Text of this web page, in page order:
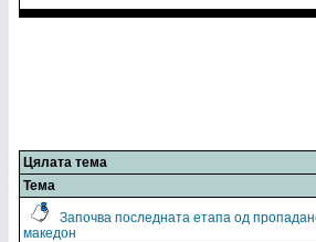
Цялата тема
Тема
Започва последната етапа од
македон